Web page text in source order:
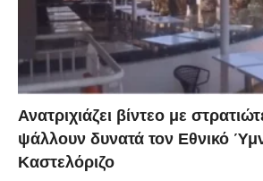
Ανατριχιάζει βίντεο με
ψάλλουν δυνατά τον Εθνικό
Καστελόριζο